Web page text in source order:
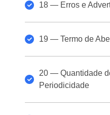
18 — Erros e
19 — Termo de
20 — Quantidade
Periodicidade